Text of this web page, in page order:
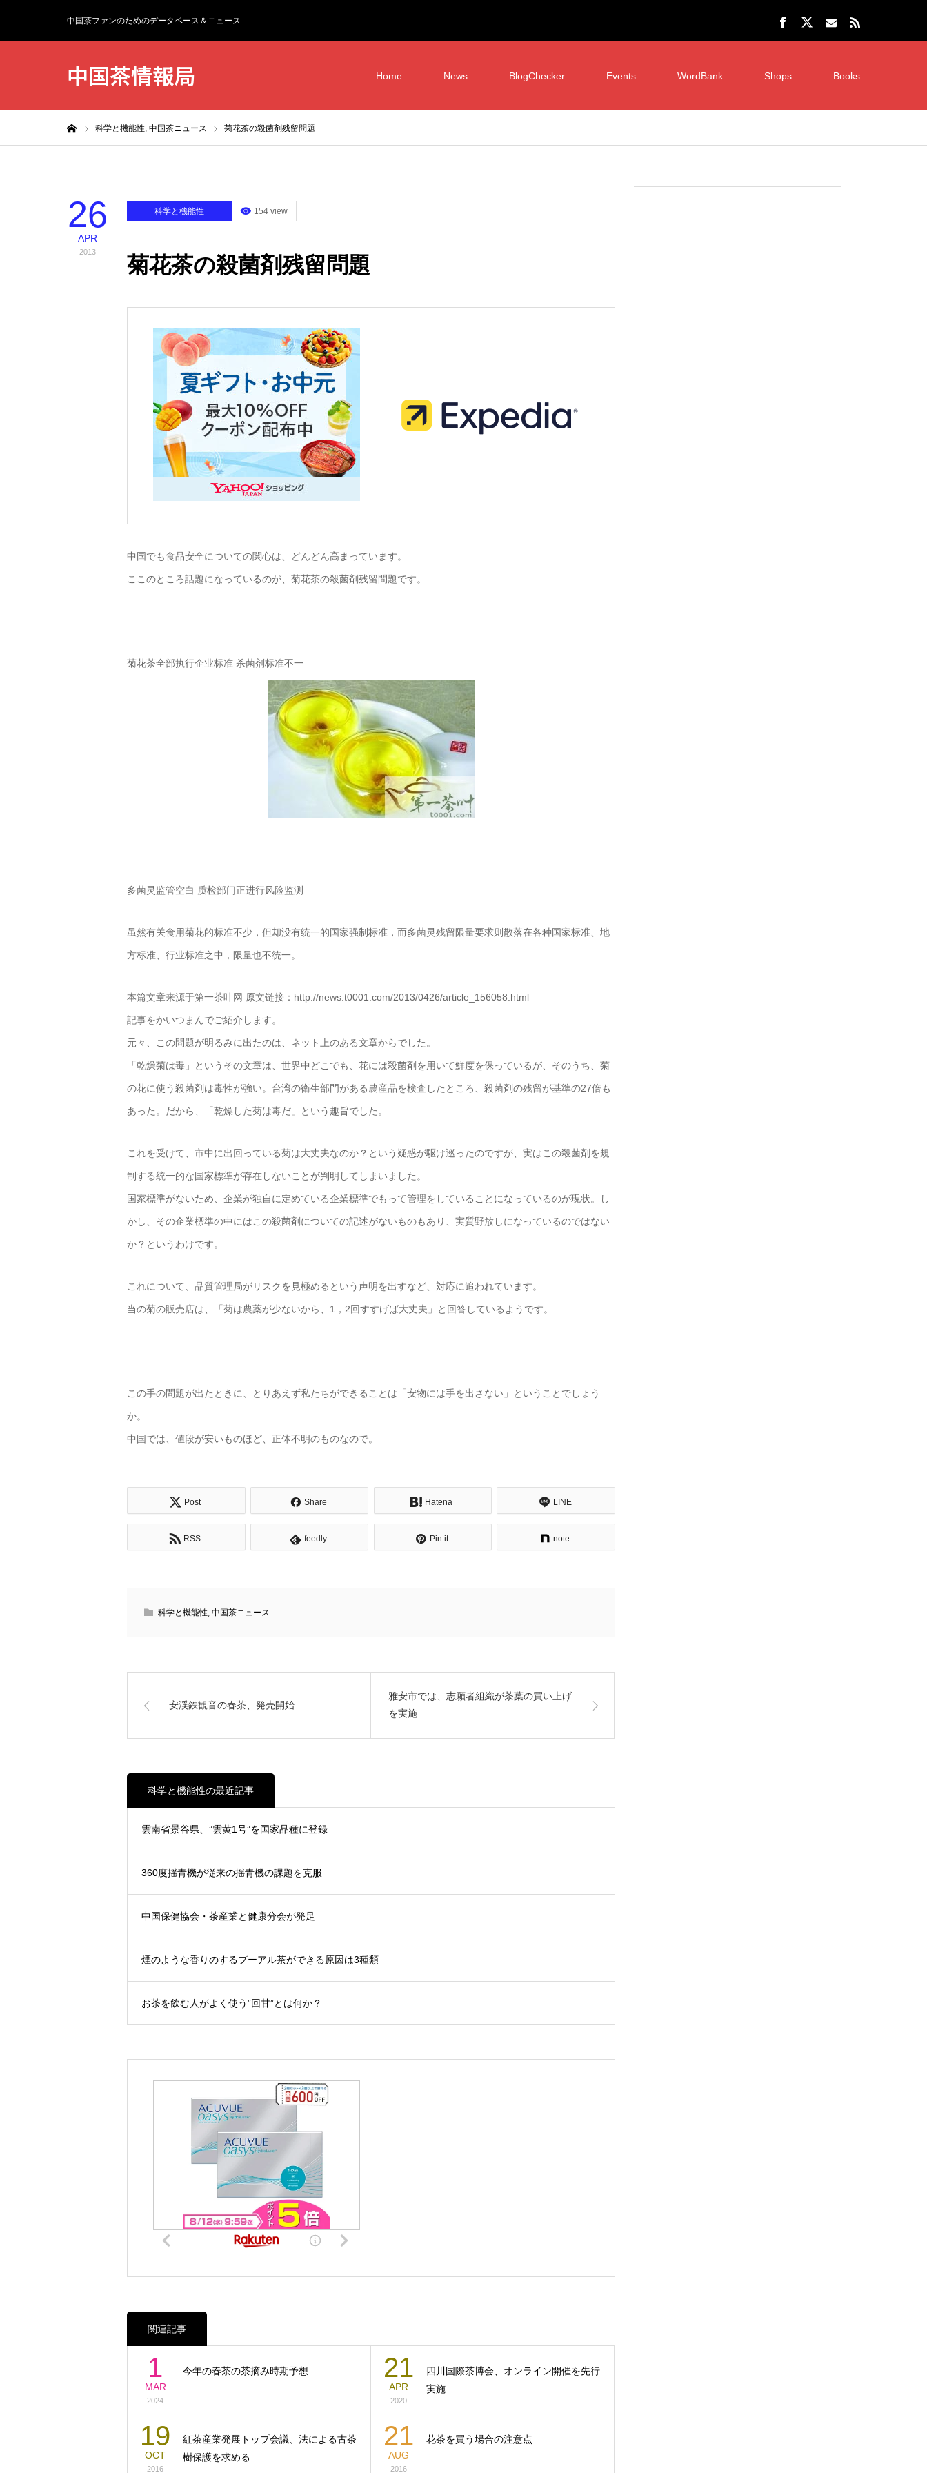
中国茶ファンのためのデータベース＆ニュース
中国茶情報局 Home News BlogChecker Events WordBank Shops Books
科学と機能性, 中国茶ニュース 菊花茶の殺菌剤残留問題
26
APR
2013
科学と機能性 154 view
菊花茶の殺菌剤残留問題
中国でも食品安全についての関心は、どんどん高まっています。
ここのところ話題になっているのが、菊花茶の殺菌剤残留問題です。
菊花茶全部执行企业标准 杀菌剂标准不一
多菌灵监管空白 质检部门正进行风险监测
虽然有关食用菊花的标准不少，但却没有统一的国家强制标准，而多菌灵残留限量要求则散落在各种国家标准、地
方标准、行业标准之中，限量也不统一。
本篇文章来源于第一茶叶网 原文链接：http://news.t0001.com/2013/0426/article_156058.html
記事をかいつまんでご紹介します。
元々、この問題が明るみに出たのは、ネット上のある文章からでした。
「乾燥菊は毒」というその文章は、世界中どこでも、花には殺菌剤を用いて鮮度を保っているが、そのうち、菊
の花に使う殺菌剤は毒性が強い。台湾の衛生部門がある農産品を検査したところ、殺菌剤の残留が基準の27倍も
あった。だから、「乾燥した菊は毒だ」という趣旨でした。
これを受けて、市中に出回っている菊は大丈夫なのか？という疑惑が駆け巡ったのですが、実はこの殺菌剤を規
制する統一的な国家標準が存在しないことが判明してしまいました。
国家標準がないため、企業が独自に定めている企業標準でもって管理をしていることになっているのが現状。し
かし、その企業標準の中にはこの殺菌剤についての記述がないものもあり、実質野放しになっているのではない
か？というわけです。
これについて、品質管理局がリスクを見極めるという声明を出すなど、対応に追われています。
当の菊の販売店は、「菊は農薬が少ないから、1，2回すすげば大丈夫」と回答しているようです。
この手の問題が出たときに、とりあえず私たちができることは「安物には手を出さない」ということでしょう
か。
中国では、値段が安いものほど、正体不明のものなので。
Post Share Hatena LINE
RSS feedly Pin it note
科学と機能性 中国茶ニュース
安渓鉄観音の春茶、発売開始
雅安市では、志願者組織が茶葉の買い上げ
を実施
科学と機能性の最近記事
雲南省景谷県、”雲黄1号”を国家品種に登録
360度揺青機が従来の揺青機の課題を克服
中国保健協会・茶産業と健康分会が発足
煙のような香りのするプーアル茶ができる原因は3種類
お茶を飲む人がよく使う”回甘”とは何か？
関連記事
1
MAR
2024
今年の春茶の茶摘み時期予想 21
APR
2020
四川国際茶博会、オンライン開催を先行
実施
19
OCT
2016
紅茶産業発展トップ会議、法による古茶
樹保護を求める
21
AUG
2016
花茶を買う場合の注意点